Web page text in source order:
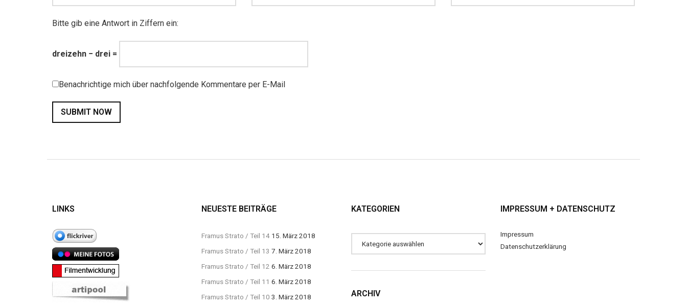
Bitte gib eine Antwort in Ziffern ein:
dreizehn − drei =
Benachrichtige mich über nachfolgende Kommentare per E-Mail
LINKS NEUESTE BEITRÄGE
Framus Strato / Teil 14 15. März 2018
Framus Strato / Teil 13 7. März 2018
Framus Strato / Teil 12 6. März 2018
Framus Strato / Teil 11 6. März 2018
Framus Strato / Teil 10 3. März 2018
KATEGORIEN
ARCHIV
IMPRESSUM + DATENSCHUTZ
Impressum
Datenschutzerklärung